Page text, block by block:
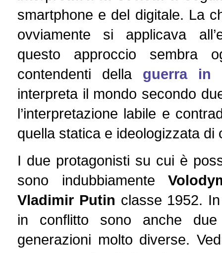
smartphone e del digitale. La
ovviamente si applicava
questo approccio sembra
contendenti della guerra in
interpreta il mondo secondo
l’interpretazione labile e
quella statica e ideologizzata
I due protagonisti su cui è
sono indubbiamente
Vladimir Putin classe 1952.
in conflitto sono anche
generazioni molto diverse.